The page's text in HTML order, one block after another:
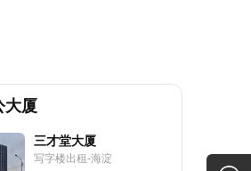
大厦
三才堂大厦
写字楼出租-海淀